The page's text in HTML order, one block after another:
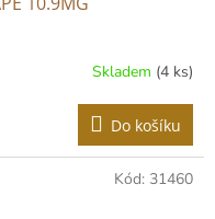
Skladem (4 ks)
Do košíku
Kód: 31460